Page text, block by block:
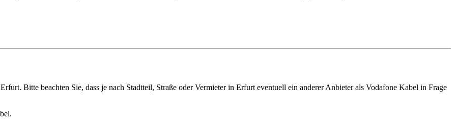
Bitte beachten Sie, dass je nach Stadtteil, Straße oder Vermieter in Erfurt eventuell ein anderer Anbieter als Vodafone Kabel in Frage